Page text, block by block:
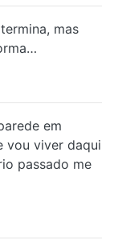
mas
em
vou viver daqui
passado me